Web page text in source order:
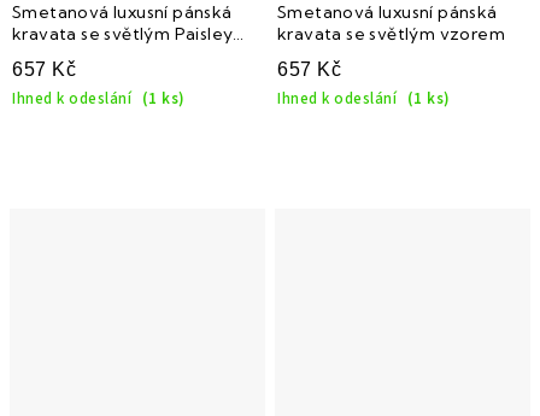
Smetanová luxusní pánská
kravata se světlým Paisley
vzorem
657 Kč
Ihned k odeslání (1 ks)
Smetanová luxusní pánská
kravata se světlým vzorem
657 Kč
Ihned k odeslání (1 ks)